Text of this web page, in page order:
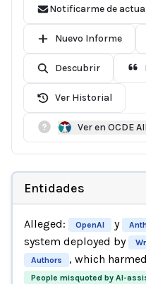
Notificarme de
Nuevo Informe
Descubrir
Ver Historial
Ver en OCDE
Entidades
Alleged: OpenAI y
system deployed by
Authors , which harmed
People misquoted by AI-